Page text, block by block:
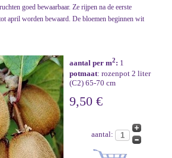
goed bewaarbaar. Ze rijpen na de eerste
april worden bewaard. De bloemen beginnen wit
aantal per m2: 1
potmaat: rozenpot 2 liter
(C2) 65-70 cm
9,50 €
aantal: